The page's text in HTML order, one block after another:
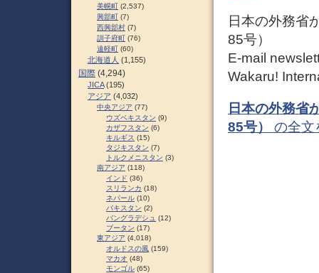
日本の外務省
85号）
E-mail
Wakaru!
日本の外務省
85号）
の全文
美幌町 (2,537)
興部町 (7)
西興部村 (7)
訓子府町 (76)
遠軽町 (60)
北海道人 (1,155)
国際 (4,294)
JICA(195)
アジア (4,032)
中央アジア (77)
ウズベキスタン (9)
カザフスタン (6)
キルギス (15)
タジキスタン (7)
トルクメニスタン (3)
南アジア (118)
インド (36)
スリランカ (18)
ネパール (10)
パキスタン (2)
バングラデシュ (12)
ブータン (17)
東アジア (4,018)
オルドスの風 (159)
マカオ (48)
モンゴル (65)